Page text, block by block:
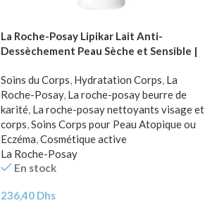
La Roche-Posay Lipikar Lait Anti-
Dessèchement Peau Sèche et Sensible |
Soins du Corps, Hydratation Corps, La
Roche-Posay, La roche-posay beurre de
karité, La roche-posay nettoyants visage et
corps,Soins Corps pour Peau Atopique ou
Eczéma,Cosmétique active
La Roche-Posay
En stock
236,40 Dhs